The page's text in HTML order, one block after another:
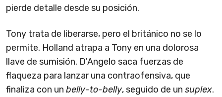
pierde detalle desde su posición.
Tony trata de liberarse, pero el británico no se lo
permite. Holland atrapa a Tony en una dolorosa
llave de sumisión. D'Angelo saca fuerzas de
flaqueza para lanzar una contraofensiva, que
finaliza con un belly-to-belly, seguido de un suplex.